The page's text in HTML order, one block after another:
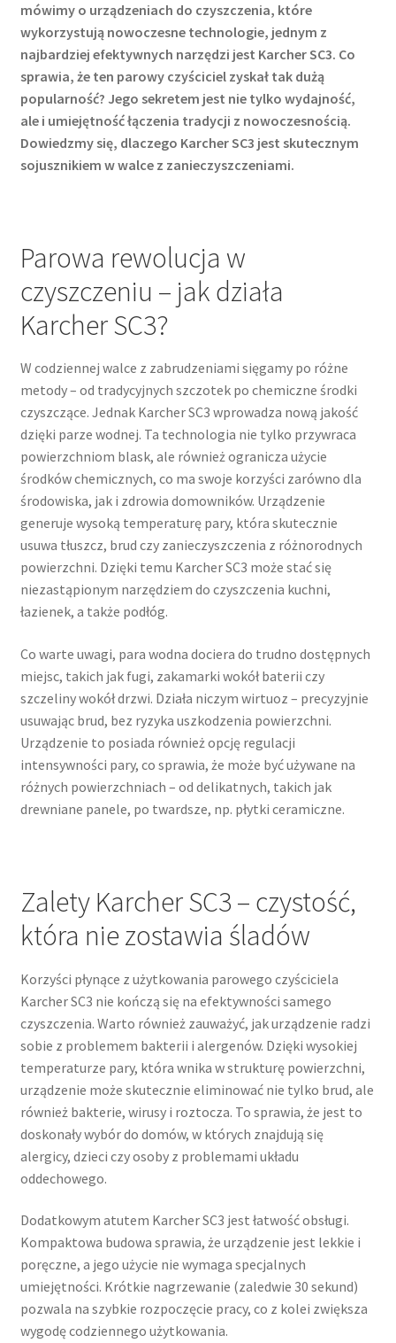
mówimy o urządzeniach do czyszczenia, które
wykorzystują nowoczesne technologie, jednym z
najbardziej efektywnych narzędzi jest Karcher SC3. Co
sprawia, że ten parowy czyściciel zyskał tak dużą
popularność? Jego sekretem jest nie tylko wydajność,
ale i umiejętność łączenia tradycji z nowoczesnością.
Dowiedzmy się, dlaczego Karcher SC3 jest skutecznym
sojusznikiem w walce z zanieczyszczeniami.
Parowa rewolucja w
czyszczeniu – jak działa
Karcher SC3?
W codziennej walce z zabrudzeniami sięgamy po różne
metody – od tradycyjnych szczotek po chemiczne środki
czyszczące. Jednak Karcher SC3 wprowadza nową jakość
dzięki parze wodnej. Ta technologia nie tylko przywraca
powierzchniom blask, ale również ogranicza użycie
środków chemicznych, co ma swoje korzyści zarówno dla
środowiska, jak i zdrowia domowników. Urządzenie
generuje wysoką temperaturę pary, która skutecznie
usuwa tłuszcz, brud czy zanieczyszczenia z różnorodnych
powierzchni. Dzięki temu Karcher SC3 może stać się
niezastąpionym narzędziem do czyszczenia kuchni,
łazienek, a także podłóg.
Co warte uwagi, para wodna dociera do trudno dostępnych
miejsc, takich jak fugi, zakamarki wokół baterii czy
szczeliny wokół drzwi. Działa niczym wirtuoz – precyzyjnie
usuwając brud, bez ryzyka uszkodzenia powierzchni.
Urządzenie to posiada również opcję regulacji
intensywności pary, co sprawia, że może być używane na
różnych powierzchniach – od delikatnych, takich jak
drewniane panele, po twardsze, np. płytki ceramiczne.
Zalety Karcher SC3 – czystość,
która nie zostawia śladów
Korzyści płynące z użytkowania parowego czyściciela
Karcher SC3 nie kończą się na efektywności samego
czyszczenia. Warto również zauważyć, jak urządzenie radzi
sobie z problemem bakterii i alergenów. Dzięki wysokiej
temperaturze pary, która wnika w strukturę powierzchni,
urządzenie może skutecznie eliminować nie tylko brud, ale
również bakterie, wirusy i roztocza. To sprawia, że jest to
doskonały wybór do domów, w których znajdują się
alergicy, dzieci czy osoby z problemami układu
oddechowego.
Dodatkowym atutem Karcher SC3 jest łatwość obsługi.
Kompaktowa budowa sprawia, że urządzenie jest lekkie i
poręczne, a jego użycie nie wymaga specjalnych
umiejętności. Krótkie nagrzewanie (zaledwie 30 sekund)
pozwala na szybkie rozpoczęcie pracy, co z kolei zwiększa
wygodę codziennego użytkowania.